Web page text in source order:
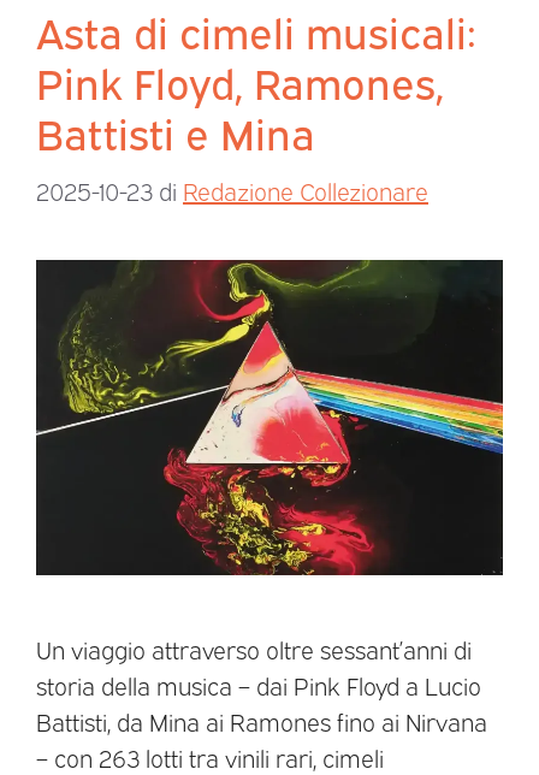
Asta di cimeli musicali:
Pink Floyd, Ramones,
Battisti e Mina
2025-10-23 di Redazione Collezionare
Un viaggio attraverso oltre sessant’anni di
storia della musica – dai Pink Floyd a Lucio
Battisti, da Mina ai Ramones fino ai Nirvana
– con 263 lotti tra vinili rari, cimeli